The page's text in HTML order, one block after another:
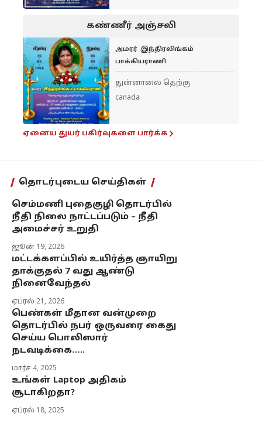
கண்ணீர் அஞ்சலி
அமரர் .இந்திரலிங்கம்
பாக்கியராணி
துன்னாலை தெற்கு
canada
ஏனைய துயர் பகிர்வுகளை பார்க்க
தொடர்புடைய செய்திகள்
செம்மணி புதைகுழி தொடர்பில்
நீதி நிலை நாட்டப்படும் – நீதி
அமைச்சர் உறுதி
ஜூன் 19, 2026
மட்டக்களப்பில் உயிர்த்த ஞாயிறு
தாக்குதல் 7 வது ஆண்டு
நினைவேந்தல்
ஏப்ரல் 21, 2026
பெண்கள் மீதான வன்முறை
தொடர்பில் நபர் ஒருவரை கைது
செய்ய பொலிஸார்
நடவடிக்கை…..
மார்ச் 4, 2025
உங்கள் Laptop அதிகம்
சூடாகிறதா?
ஏப்ரல் 18, 2025